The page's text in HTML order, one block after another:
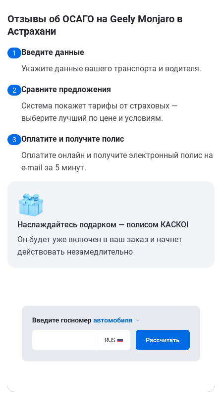
Отзывы об ОСАГО на Geely Monjaro в
Астрахани
1
Введите данные
Укажите данные вашего транспорта и водителя.
2
Сравните предложения
Система покажет тарифы от страховых —
выберите лучший по цене и условиям.
3
Оплатите и получите полис
Оплатите онлайн и получите электронный полис на
e-mail за 5 минут.
Наслаждайтесь подарком — полисом КАСКО!
Он будет уже включен в ваш заказ и начнет
действовать незамедлительно